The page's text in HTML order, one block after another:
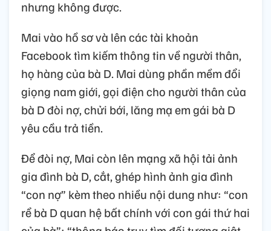
nhưng không được.
Mai vào hồ sơ và lên các tài khoản
Facebook tìm kiếm thông tin về người thân,
họ hàng của bà D. Mai dùng phần mềm đổi
giọng nam giới, gọi điện cho người thân của
bà D đòi nợ, chửi bới, lăng mạ em gái bà D
yêu cầu trả tiền.
Để đòi nợ, Mai còn lên mạng xã hội tải ảnh
gia đình bà D, cắt, ghép hình ảnh gia đình
“con nợ” kèm theo nhiều nội dung như: “con
rể bà D quan hệ bất chính với con gái thứ hai